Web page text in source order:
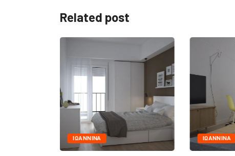
Related post
ΙΩΑΝΝΙΝΑ
NΈΑ
Ανδρέας
«Ήρωες